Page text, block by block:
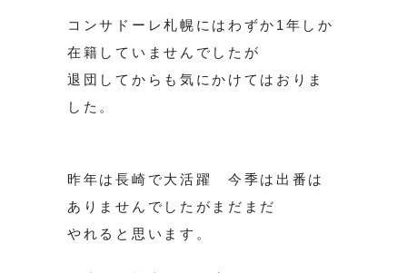
コンサドーレ札幌にはわずか1年しか
在籍していませんでしたが
退団してからも気にかけてはおりま
した。
昨年は長崎で大活躍 今季は出番は
ありませんでしたがまだまだ
やれると思います。